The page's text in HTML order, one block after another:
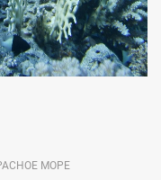
МОРЕ